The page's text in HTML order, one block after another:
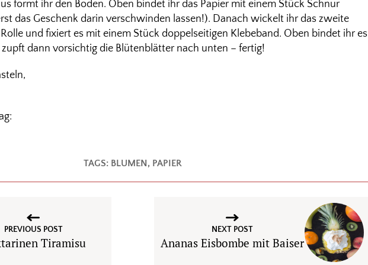
formt ihr den Boden. Oben bindet ihr das Papier mit einem Stück Schnur
das Geschenk darin verschwinden lassen!). Danach wickelt ihr das zweite
und fixiert es mit einem Stück doppelseitigen Klebeband. Oben bindet ihr es
dann vorsichtig die Blütenblätter nach unten – fertig!
TAGS: BLUMEN, PAPIER
PREVIOUS POST
Tiramisu
NEXT POST
Ananas Eisbombe mit Baiser